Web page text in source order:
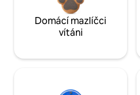
Domácí mazlíčci
vítáni